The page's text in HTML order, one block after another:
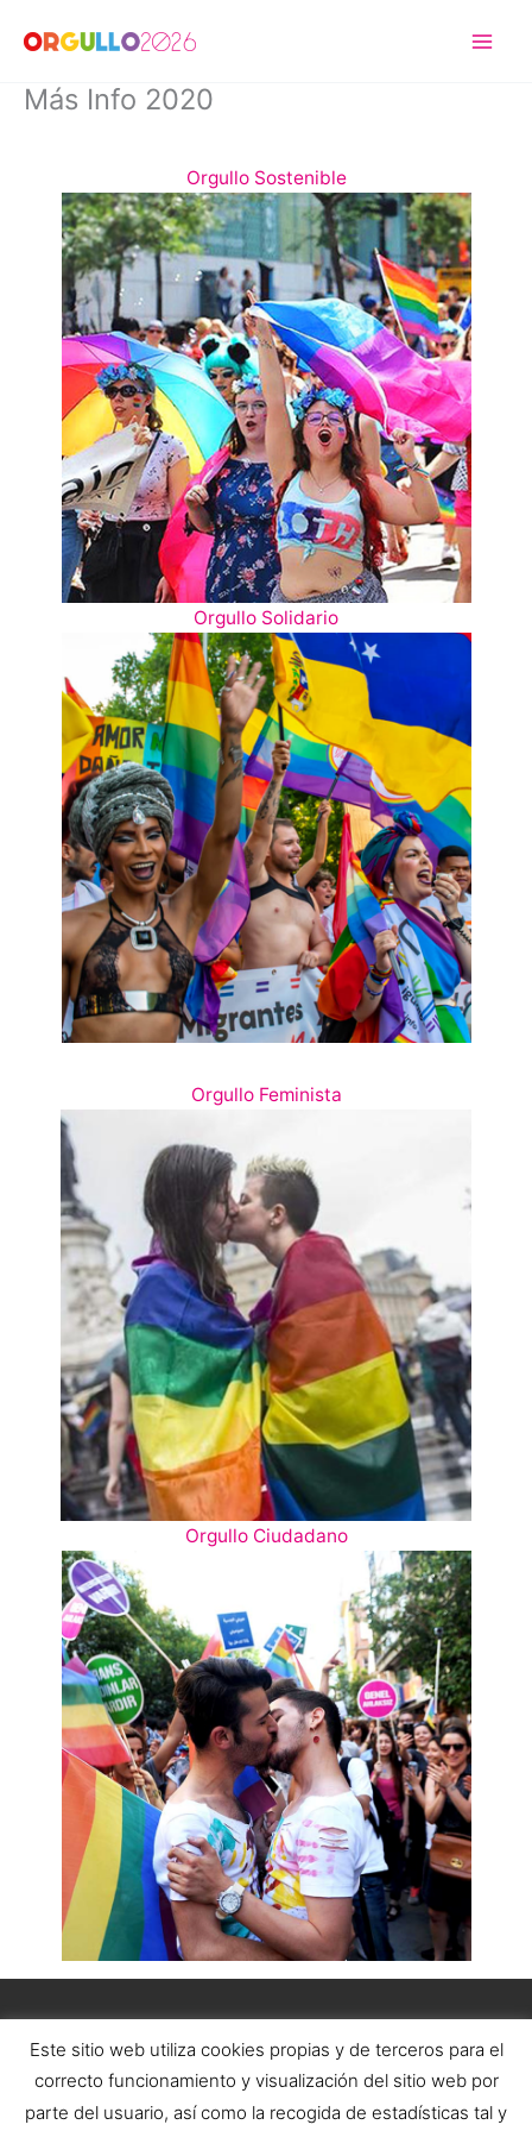
Más Info 2020
Orgullo Sostenible
Orgullo Solidario
Orgullo Feminista
Orgullo Ciudadano
Este sitio web utiliza cookies propias y de terceros para el
correcto funcionamiento y visualización del sitio web por
parte del usuario, así como la recogida de estadísticas tal y